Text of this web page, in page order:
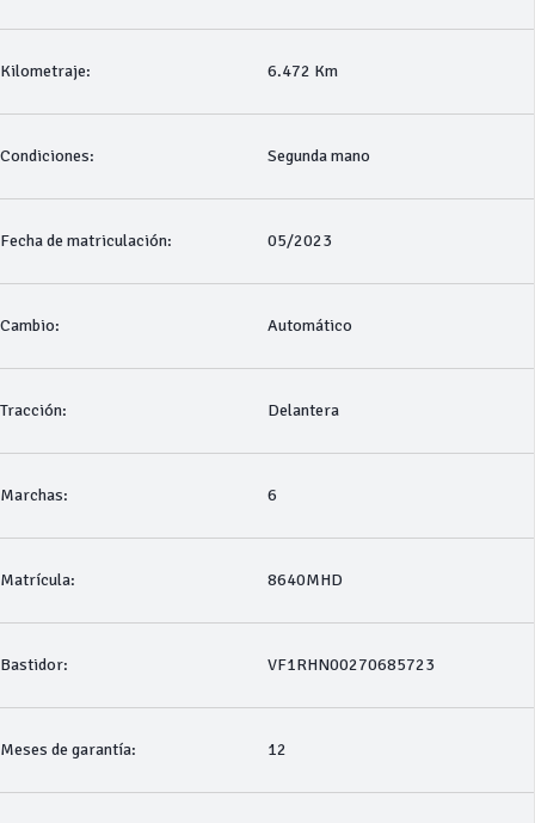
Kilometraje: 6.472 Km
Condiciones: Segunda mano
Fecha de matriculación: 05/2023
Cambio: Automático
Tracción: Delantera
Marchas: 6
Matrícula: 8640MHD
Bastidor: VF1RHN00270685723
Meses de garantía: 12